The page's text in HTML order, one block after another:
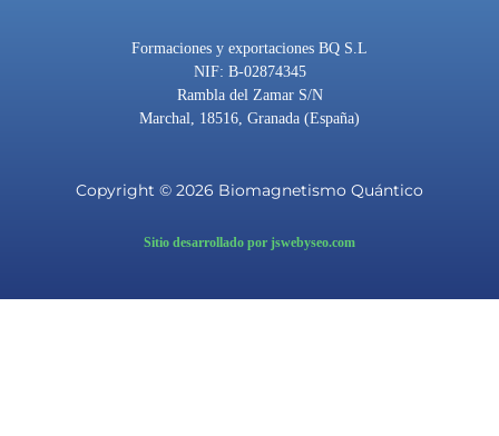
Formaciones y exportaciones BQ S.L
NIF: B-02874345
Rambla del Zamar S/N
Marchal, 18516, Granada (España)
Copyright © 2026 Biomagnetismo Quántico
Sitio desarrollado por jswebyseo.com